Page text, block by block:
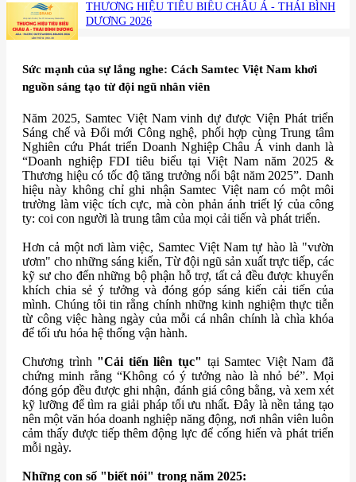
THƯƠNG HIỆU TIÊU BIỂU CHÂU Á - THÁI BÌNH
DƯƠNG 2026
Sức mạnh của sự lắng nghe: Cách Samtec Việt Nam khơi
nguồn sáng tạo từ đội ngũ nhân viên
Năm 2025, Samtec Việt Nam vinh dự được Viện Phát triển
Sáng chế và Đổi mới Công nghệ, phối hợp cùng Trung tâm
Nghiên cứu Phát triển Doanh Nghiệp Châu Á vinh danh là
“Doanh nghiệp FDI tiêu biểu tại Việt Nam năm 2025 &
Thương hiệu có tốc độ tăng trưởng nổi bật năm 2025”. Danh
hiệu này không chỉ ghi nhận Samtec Việt nam có một môi
trường làm việc tích cực, mà còn phản ánh triết lý của công
ty: coi con người là trung tâm của mọi cải tiến và phát triển.
Hơn cả một nơi làm việc, Samtec Việt Nam tự hào là "vườn
ươm" cho những sáng kiến, Từ đội ngũ sản xuất trực tiếp, các
kỹ sư cho đến những bộ phận hỗ trợ, tất cả đều được khuyến
khích chia sẻ ý tưởng và đóng góp sáng kiến cải tiến của
mình. Chúng tôi tin rằng chính những kinh nghiệm thực tiễn
từ công việc hàng ngày của mỗi cá nhân chính là chìa khóa
để tối ưu hóa hệ thống vận hành.
Chương trình "Cải tiến liên tục" tại Samtec Việt Nam đã
chứng minh rằng “Không có ý tưởng nào là nhỏ bé”. Mọi
đóng góp đều được ghi nhận, đánh giá công bằng, và xem xét
kỹ lưỡng để tìm ra giải pháp tối ưu nhất. Đây là nền tảng tạo
nên một văn hóa doanh nghiệp năng động, nơi nhân viên luôn
cảm thấy được tiếp thêm động lực để cống hiến và phát triển
mỗi ngày.
Những con số "biết nói" trong năm 2025: